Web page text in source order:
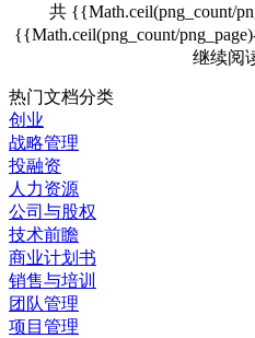
共 {{Math.ceil(png_count/
{{Math.ceil(png_count/
继续阅
热门文档分类
创业
战略管理
投融资
人力资源
公司与股权
技术前瞻
商业计划书
销售与培训
团队管理
项目管理